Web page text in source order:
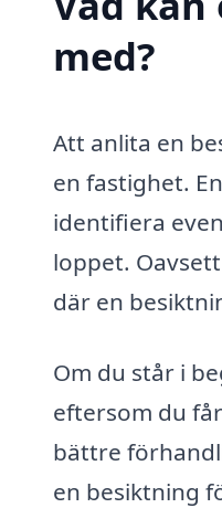
med?
Att anlita en
en fastighet.
identifiera
loppet.
där en
Om du står i
eftersom du
bättre
en besiktning